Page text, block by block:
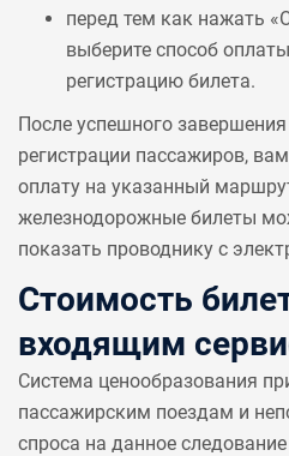
перед тем как нажать
выберите способ
регистрацию билета.
После успешного
регистрации пассажиров,
оплату на указанный
железнодорожные билеты
показать проводнику с
Стоимость
входящим
Система ценообразования
пассажирским поездам и
спроса на данное